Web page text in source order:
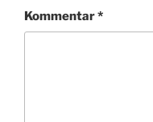
Kommentar*